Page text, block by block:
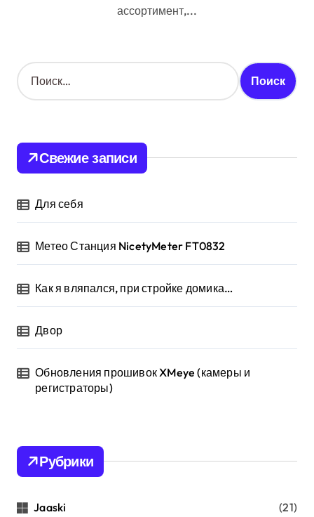
ассортимент,...
Н
а
:
Свежие записи
Для себя
Метео Станция NicetyMeter FT0832
Как я вляпался, при стройке домика…
Двор
Обновления прошивок XMeye (камеры и
регистраторы)
Рубрики
Jaaski (21)